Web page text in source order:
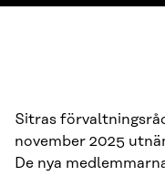
Sitras
november 2025
De nya